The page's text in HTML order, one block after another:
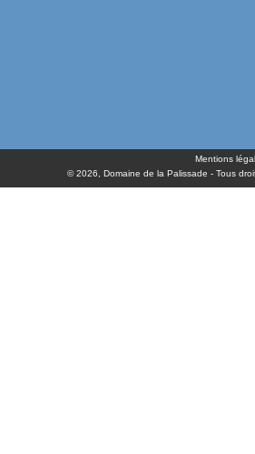
Mentions
© 2026, Domaine de la Palissade - Tous